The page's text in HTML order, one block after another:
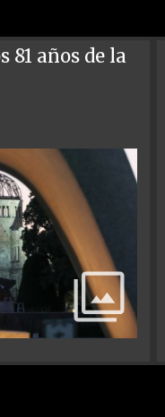
81 años de la